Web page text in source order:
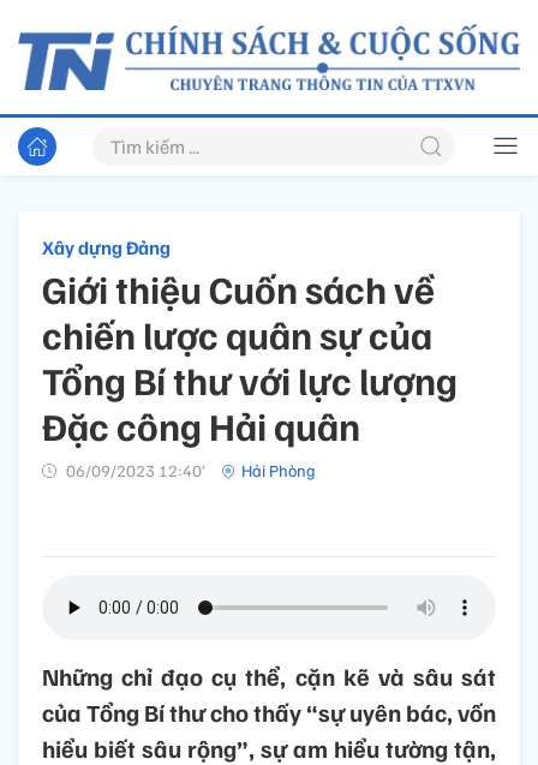
Xây dựng Đảng
Giới thiệu Cuốn sách về
chiến lược quân sự của
Tổng Bí thư với lực lượng
Đặc công Hải quân
06/09/2023 12:40’ Hải Phòng
Những chỉ đạo cụ thể, cặn kẽ và sâu sát
của Tổng Bí thư cho thấy “sự uyên bác, vốn
hiểu biết sâu rộng”, sự am hiểu tường tận,